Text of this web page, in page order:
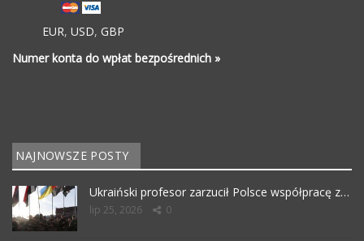
EUR, USD, GBP
Numer konta do wpłat bezpośrednich »
NAJNOWSZE POSTY
Ukraiński profesor zarzucił Polsce współpracę z…
lip 25, 2026 0